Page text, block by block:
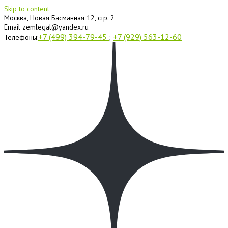
Skip to content
Москва, Новая Басманная 12, стр. 2
Email zemlegal@yandex.ru
Телефоны:+7 (499) 394-79-45 ; +7 (929) 563-12-60